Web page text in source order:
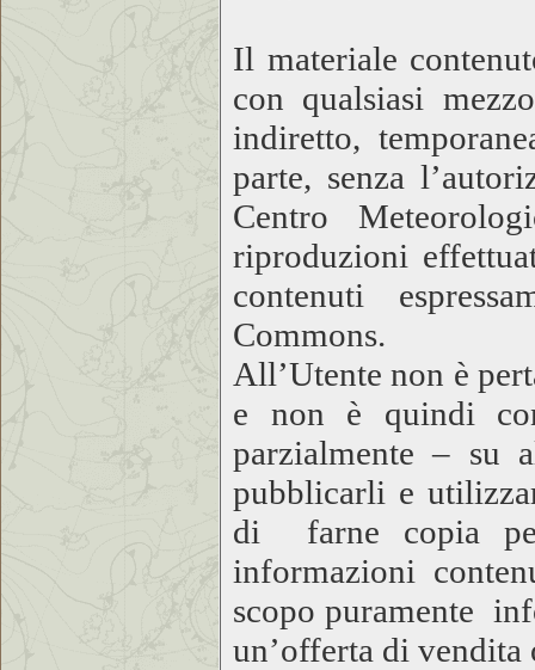
Il materiale
con qualsiasi
indiretto,
parte, senza
Centro
riproduzioni
contenuti
Commons.
All’Utente non è
e non è quindi
parzialmente – su
pubblicarli e
di farne copia per
informazioni
scopo puramente
un’offerta di